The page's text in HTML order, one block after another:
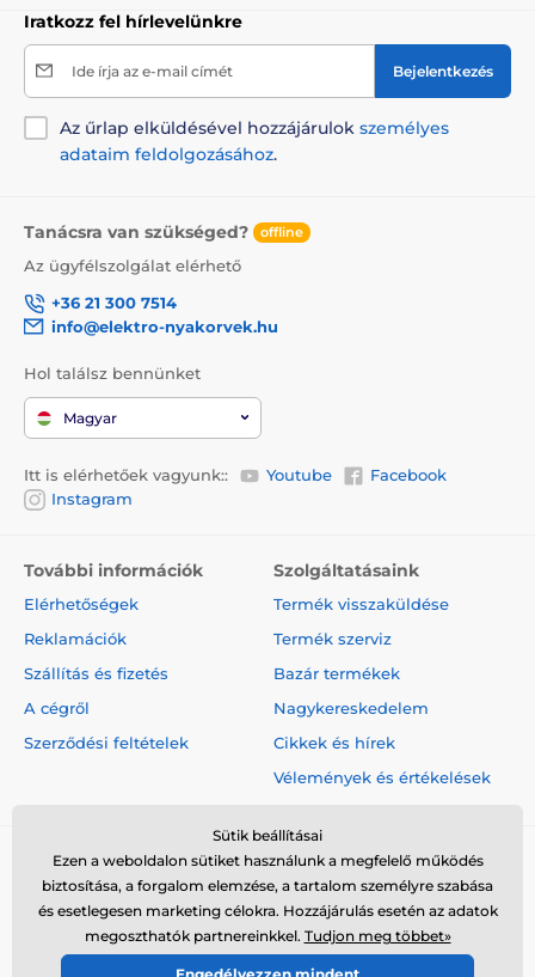
Iratkozz fel hírlevelünkre
Ide írja az e-mail címét Bejelentkezés
Az űrlap elküldésével hozzájárulok személyes
adataim feldolgozásához.
Tanácsra van szükséged? offline
Az ügyfélszolgálat elérhető
+36 21 300 7514
info@elektro-nyakorvek.hu
Hol találsz bennünket
Magyar
Itt is elérhetőek vagyunk:: Youtube
Facebook
Instagram
További információk
Elérhetőségek
Reklamációk
Szállítás és fizetés
A cégről
Szerződési feltételek
Szolgáltatásaink
Termék visszaküldése
Termék szerviz
Bazár termékek
Nagykereskedelem
Cikkek és hírek
Vélemények és értékelések
© 2026 www.elektro-nyakorvek.hu ⦁ Webshop szolgáltatónk a
Sütik beállításai
Ezen a weboldalon sütiket használunk a megfelelő működés
biztosítása, a forgalom elemzése, a tartalom személyre szabása
és esetlegesen marketing célokra. Hozzájárulás esetén az adatok
megoszthatók partnereinkkel. Tudjon meg többet»